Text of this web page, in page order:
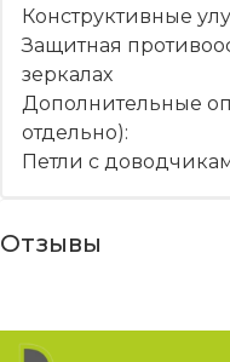
Конструктивные
Защитная
зеркалах
Дополнительные
отдельно):
Петли с
Отзывы